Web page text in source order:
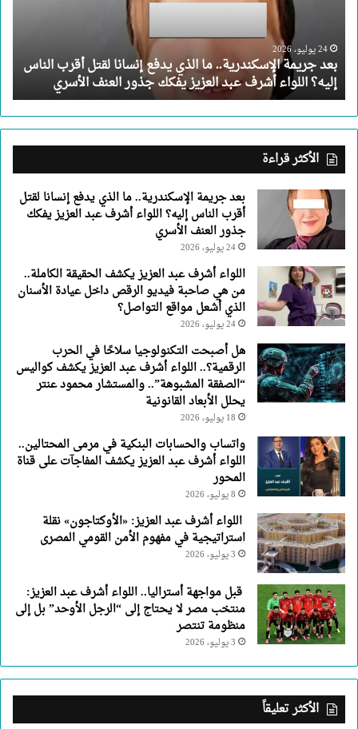
لقتل
أقرب
الناس
إليه؟
اللواء
أشرف
عبد
العزيز
جذور
العنف
الأسري
24 يوليو، 2026
بعد جريمة الإسكندرية.. ما الذي يدفع إنسانا لقتل أقرب الناس
إليه؟ اللواء أشرف عبد العزيز يفكك جذور العنف الأسري
الأكثر قراءة
بعد جريمة الإسكندرية.. ما الذي يدفع إنسانا لقتل
أقرب الناس إليه؟ اللواء أشرف عبد العزيز يفكك
جذور العنف الأسري
24 يوليو، 2026
اللواء أشرف عبد العزيز يكشف الحقيقة الكاملة..
من هي صاحبة فيديو الرقص داخل عيادة الأسنان
الذي أشعل مواقع التواصل؟
24 يوليو، 2026
هل أصبحت التكنولوجيا سلاحًا في الحرب
الرقمية؟.. اللواء أشرف عبد العزيز يكشف كواليس
“الصفقة المشبوهة”.. والمستشار محمود عنتر
يحلل الأبعاد القانونية
18 يوليو، 2026
واتساب والحسابات البنكية في مرمى المحتالين..
اللواء أشرف عبد العزيز يكشف المفاجآت على قناة
المحور
8 يوليو، 2026
اللواء أشرف عبد العزيز: «الأوكتاجون» نقلة
استراتيجية في مفهوم الأمن القومي المصرى
3 يوليو، 2026
قبل مواجهة أستراليا.. اللواء أشرف عبد العزيز:
منتخب مصر لا يحتاج إلى “الرجل الأوحد” بل إلى
منظومة تنتصر
3 يوليو، 2026
الأكثر تعليقاً